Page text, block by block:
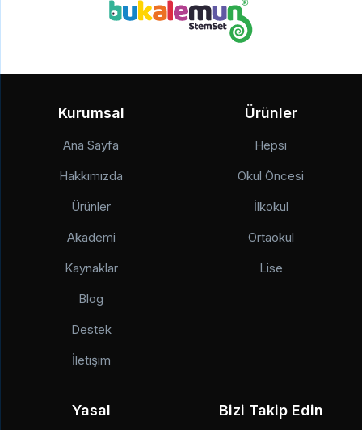
Kurumsal
Ana Sayfa
Hakkımızda
Ürünler
Akademi
Kaynaklar
Blog
Destek
İletişim
Ürünler
Hepsi
Okul Öncesi
İlkokul
Ortaokul
Lise
Yasal Bizi Takip Edin